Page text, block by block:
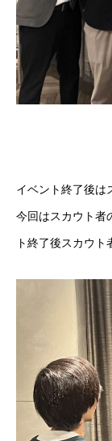
イベント終了後は
今回はスカウト者
ト終了後スカウト